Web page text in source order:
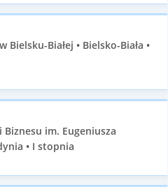
Bielsku-Białej • Bielsko-Biała •
Biznesu im. Eugeniusza
• I stopnia